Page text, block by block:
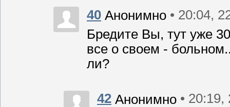
40 Анонимно • 20:04,
Бредите Вы, тут уже
все о своем -
ли?
42 Анонимно • 20:19,